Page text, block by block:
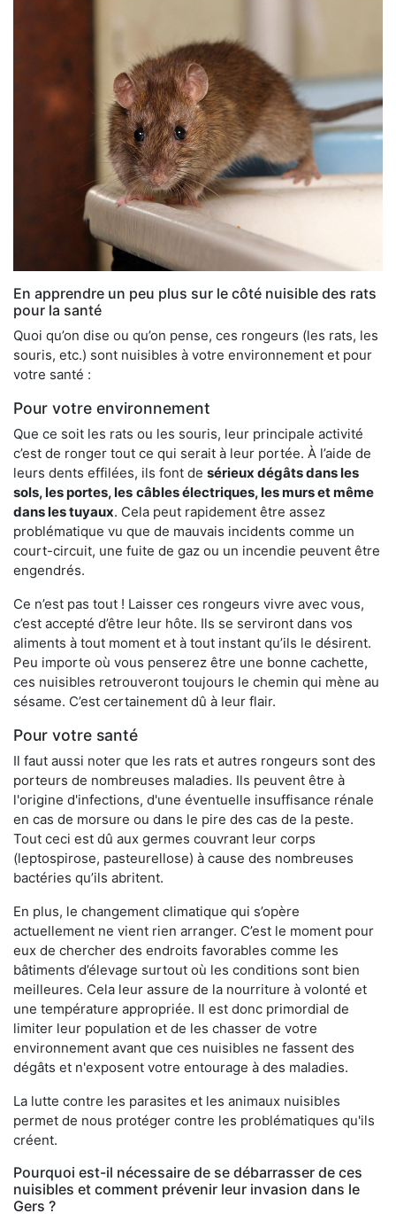
En apprendre un peu plus sur le côté nuisible des rats
pour la santé
Quoi qu’on dise ou qu’on pense, ces rongeurs (les rats, les
souris, etc.) sont nuisibles à votre environnement et pour
votre santé :
Pour votre environnement
Que ce soit les rats ou les souris, leur principale activité
c’est de ronger tout ce qui serait à leur portée. À l’aide de
leurs dents effilées, ils font de sérieux dégâts dans les
sols, les portes, les câbles électriques, les murs et même
dans les tuyaux. Cela peut rapidement être assez
problématique vu que de mauvais incidents comme un
court-circuit, une fuite de gaz ou un incendie peuvent être
engendrés.
Ce n’est pas tout ! Laisser ces rongeurs vivre avec vous,
c’est accepté d’être leur hôte. Ils se serviront dans vos
aliments à tout moment et à tout instant qu’ils le désirent.
Peu importe où vous penserez être une bonne cachette,
ces nuisibles retrouveront toujours le chemin qui mène au
sésame. C’est certainement dû à leur flair.
Pour votre santé
Il faut aussi noter que les rats et autres rongeurs sont des
porteurs de nombreuses maladies. Ils peuvent être à
l'origine d'infections, d'une éventuelle insuffisance rénale
en cas de morsure ou dans le pire des cas de la peste.
Tout ceci est dû aux germes couvrant leur corps
(leptospirose, pasteurellose) à cause des nombreuses
bactéries qu’ils abritent.
En plus, le changement climatique qui s’opère
actuellement ne vient rien arranger. C’est le moment pour
eux de chercher des endroits favorables comme les
bâtiments d’élevage surtout où les conditions sont bien
meilleures. Cela leur assure de la nourriture à volonté et
une température appropriée. Il est donc primordial de
limiter leur population et de les chasser de votre
environnement avant que ces nuisibles ne fassent des
dégâts et n'exposent votre entourage à des maladies.
La lutte contre les parasites et les animaux nuisibles
permet de nous protéger contre les problématiques qu'ils
créent.
Pourquoi est-il nécessaire de se débarrasser de ces
nuisibles et comment prévenir leur invasion dans le
Gers ?